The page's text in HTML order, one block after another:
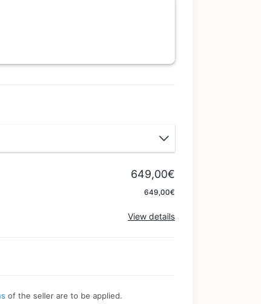
649,00€
649,00€
View details
of the seller are to be applied.